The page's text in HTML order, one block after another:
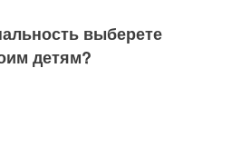
выберете
детям?